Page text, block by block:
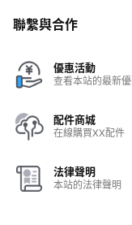
聯繫與合作
優惠活動
查看本站的最新
配件商城
在線購買XX配件
法律聲明
本站的法律聲明